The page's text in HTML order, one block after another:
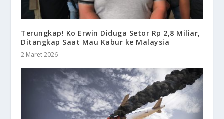
Terungkap! Ko Erwin Diduga Setor Rp 2,8 Miliar,
Ditangkap Saat Mau Kabur ke Malaysia
2 Maret 2026